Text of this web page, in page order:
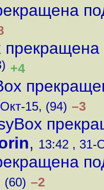
+4
15, (94) –3
, 13:42 , 31-
(60) –2